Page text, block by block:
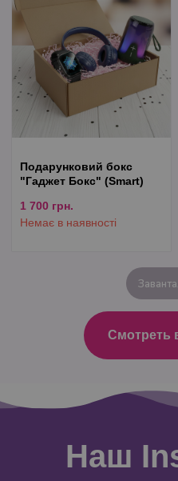
Подарунковий бокс
"Гаджет Бокс" (Smart)
1 700 грн.
Немає в наявності
Смотреть
Наш